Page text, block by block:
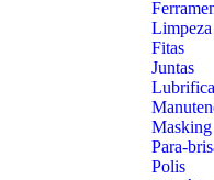
Fitas
Juntas
Masking
Para-
Polis